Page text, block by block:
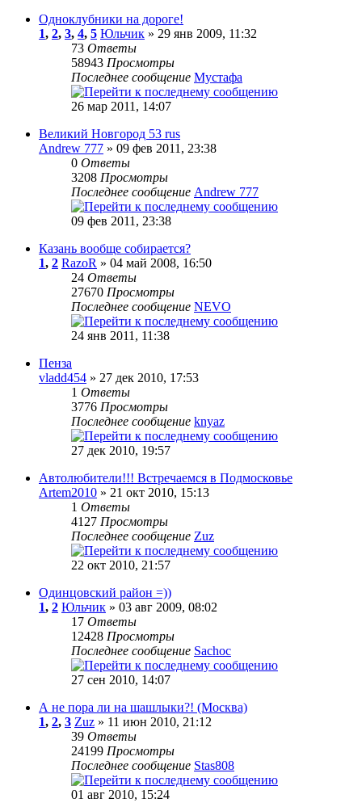
Одноклубники на дороге!
1, 2, 3, 4, 5 Юльчик » 29 янв 2009, 11:32
73 Ответы
58943 Просмотры
Последнее сообщение Мустафа
26 мар 2011, 14:07
Великий Новгород 53 rus
Andrew 777 » 09 фев 2011, 23:38
0 Ответы
3208 Просмотры
Последнее сообщение Andrew 777
09 фев 2011, 23:38
Казань вообще собирается?
1, 2 RazoR » 04 май 2008, 16:50
24 Ответы
27670 Просмотры
Последнее сообщение NEVO
24 янв 2011, 11:38
Пенза
vladd454 » 27 дек 2010, 17:53
1 Ответы
3776 Просмотры
Последнее сообщение knyaz
27 дек 2010, 19:57
Автолюбители!!! Встречаемся в Подмосковье
Artem2010 » 21 окт 2010, 15:13
1 Ответы
4127 Просмотры
Последнее сообщение Zuz
22 окт 2010, 21:57
Одинцовский район =))
1, 2 Юльчик » 03 авг 2009, 08:02
17 Ответы
12428 Просмотры
Последнее сообщение Sachoc
27 сен 2010, 14:07
А не пора ли на шашлыки?! (Москва)
1, 2, 3 Zuz » 11 июн 2010, 21:12
39 Ответы
24199 Просмотры
Последнее сообщение Stas808
01 авг 2010, 15:24